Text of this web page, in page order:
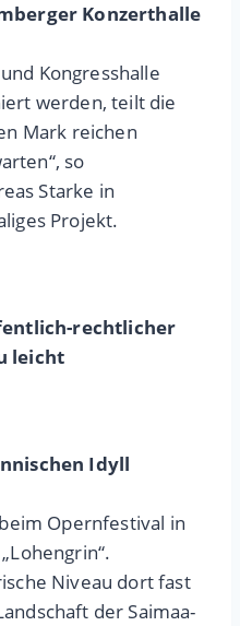
Konzerthalle
Kongresshalle
werden, teilt die
Mark reichen
so
Starke in
Projekt.
rechtlicher
leicht
Idyll
Opernfestival in
Niveau dort fast
der Saimaa-